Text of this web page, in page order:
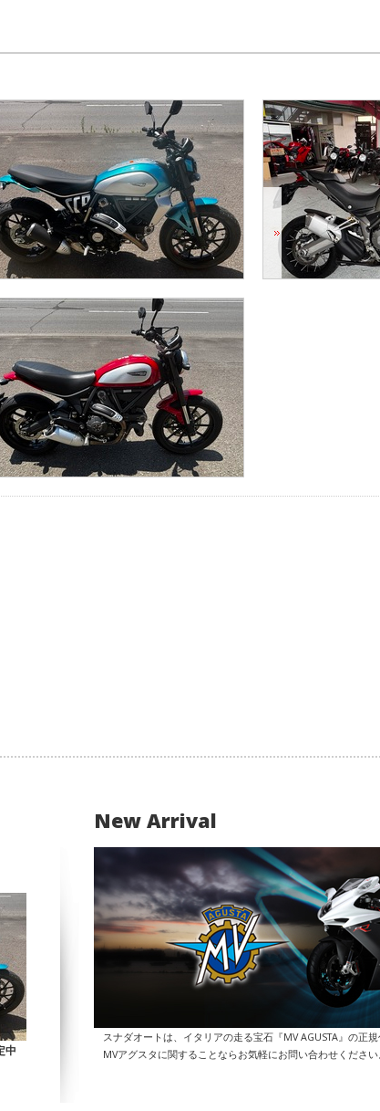
DUCATI Multistrada1200 Enduro
2016y 29,883km 修復歴:なし
69
中
New Arrival
スナダオートは、イタリアの走る宝石『MV AGUSTA』の正規
MVアグスタに関することならお気軽にお問い合わせください